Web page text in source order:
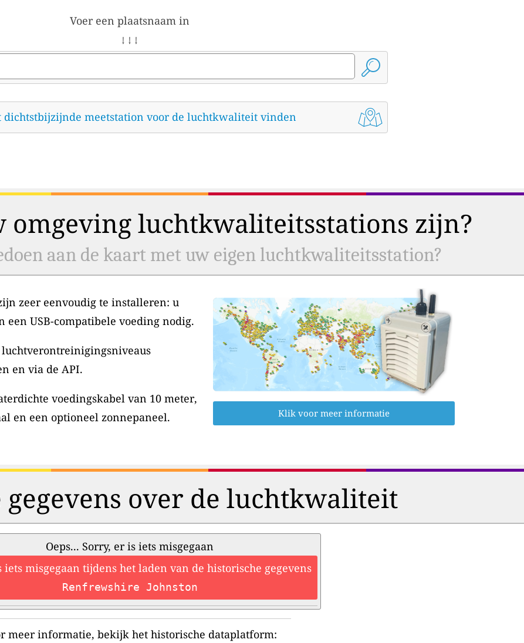
Voer een plaatsnaam in
↓ ↓ ↓
dichtstbijzijnde meetstation voor de luchtkwaliteit vinden
omgeving luchtkwaliteitsstations zijn?
aan de kaart met uw eigen luchtkwaliteitsstation?
zeer eenvoudig te installeren: u
USB-compatibele voeding nodig.
en via de API.
voedingskabel van 10 meter,
en een optioneel zonnepaneel.
Klik voor meer informatie
over de luchtkwaliteit
Oeps... Sorry, er is iets misgegaan
iets misgegaan tijdens het laden van de historische gegevens
Renfrewshire Johnston
meer informatie, bekijk het historische dataplatform: